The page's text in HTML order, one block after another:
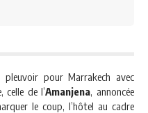
pour Marrakech avec
celle de l’Amanjena, annoncée
le coup, l’hôtel au cadre